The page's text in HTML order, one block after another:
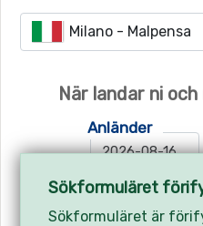
Milano - Malpensa
När landar ni
Anländer
Hemresa
Sökformuläret
Sökformuläret är